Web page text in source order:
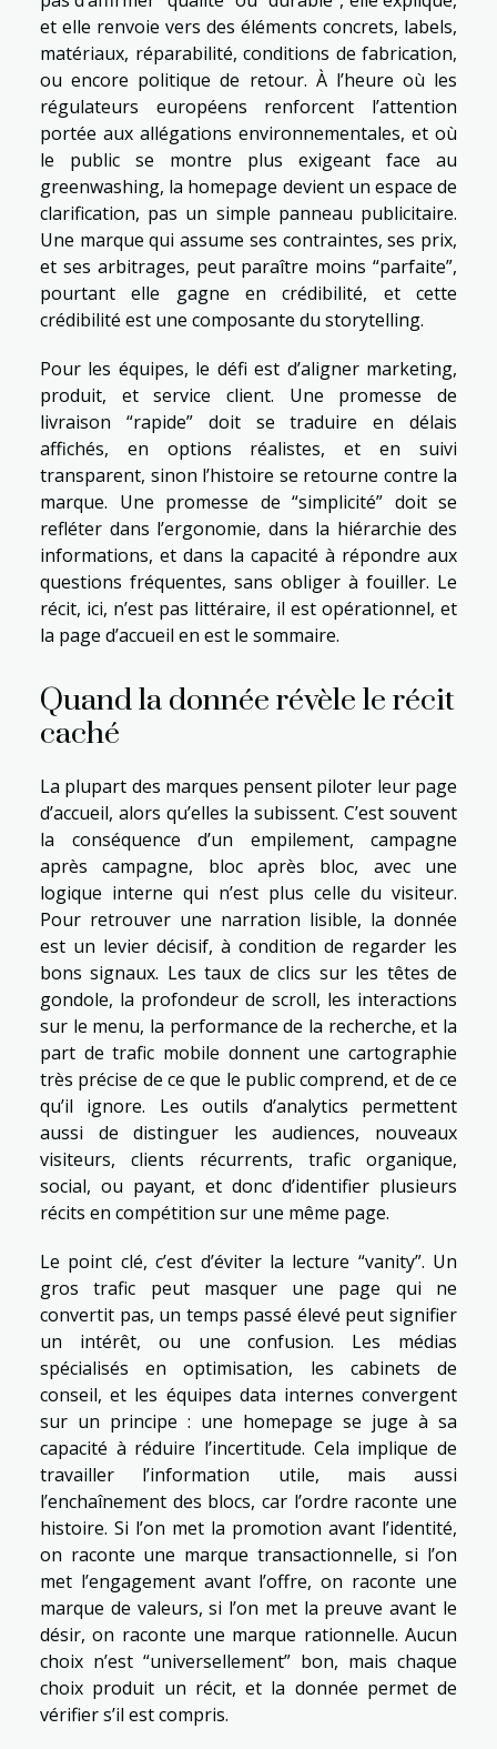
et elle renvoie vers des éléments concrets, labels,
matériaux, réparabilité, conditions de fabrication,
ou encore politique de retour. À l’heure où les
régulateurs européens renforcent l’attention
portée aux allégations environnementales, et où
le public se montre plus exigeant face au
greenwashing, la homepage devient un espace de
clarification, pas un simple panneau publicitaire.
Une marque qui assume ses contraintes, ses prix,
et ses arbitrages, peut paraître moins “parfaite”,
pourtant elle gagne en crédibilité, et cette
crédibilité est une composante du storytelling.
Pour les équipes, le défi est d’aligner marketing,
produit, et service client. Une promesse de
livraison “rapide” doit se traduire en délais
affichés, en options réalistes, et en suivi
transparent, sinon l’histoire se retourne contre la
marque. Une promesse de “simplicité” doit se
refléter dans l’ergonomie, dans la hiérarchie des
informations, et dans la capacité à répondre aux
questions fréquentes, sans obliger à fouiller. Le
récit, ici, n’est pas littéraire, il est opérationnel, et
la page d’accueil en est le sommaire.
Quand la donnée révèle le récit
caché
La plupart des marques pensent piloter leur page
d’accueil, alors qu’elles la subissent. C’est souvent
la conséquence d’un empilement, campagne
après campagne, bloc après bloc, avec une
logique interne qui n’est plus celle du visiteur.
Pour retrouver une narration lisible, la donnée
est un levier décisif, à condition de regarder les
bons signaux. Les taux de clics sur les têtes de
gondole, la profondeur de scroll, les interactions
sur le menu, la performance de la recherche, et la
part de trafic mobile donnent une cartographie
très précise de ce que le public comprend, et de ce
qu’il ignore. Les outils d’analytics permettent
aussi de distinguer les audiences, nouveaux
visiteurs, clients récurrents, trafic organique,
social, ou payant, et donc d’identifier plusieurs
récits en compétition sur une même page.
Le point clé, c’est d’éviter la lecture “vanity”. Un
gros trafic peut masquer une page qui ne
convertit pas, un temps passé élevé peut signifier
un intérêt, ou une confusion. Les médias
spécialisés en optimisation, les cabinets de
conseil, et les équipes data internes convergent
sur un principe : une homepage se juge à sa
capacité à réduire l’incertitude. Cela implique de
travailler l’information utile, mais aussi
l’enchaînement des blocs, car l’ordre raconte une
histoire. Si l’on met la promotion avant l’identité,
on raconte une marque transactionnelle, si l’on
met l’engagement avant l’offre, on raconte une
marque de valeurs, si l’on met la preuve avant le
désir, on raconte une marque rationnelle. Aucun
choix n’est “universellement” bon, mais chaque
choix produit un récit, et la donnée permet de
vérifier s’il est compris.